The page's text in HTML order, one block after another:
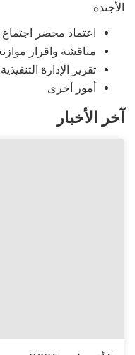
الأجندة
اعتماد محضر اجتماع
مناقشة واقرار موازنة
تقرير الإدارة التنفيذية
أمور أخرى
آخر الأخبار